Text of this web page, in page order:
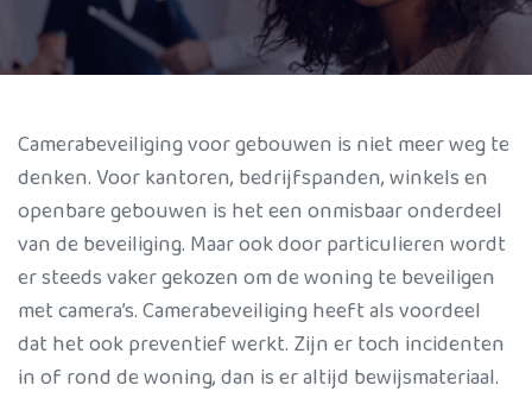
Camerabeveiliging voor gebouwen is niet meer weg te
denken. Voor kantoren, bedrijfspanden, winkels en
openbare gebouwen is het een onmisbaar onderdeel
van de beveiliging. Maar ook door particulieren wordt
er steeds vaker gekozen om de woning te beveiligen
met camera’s. Camerabeveiliging heeft als voordeel
dat het ook preventief werkt. Zijn er toch incidenten
in of rond de woning, dan is er altijd bewijsmateriaal.